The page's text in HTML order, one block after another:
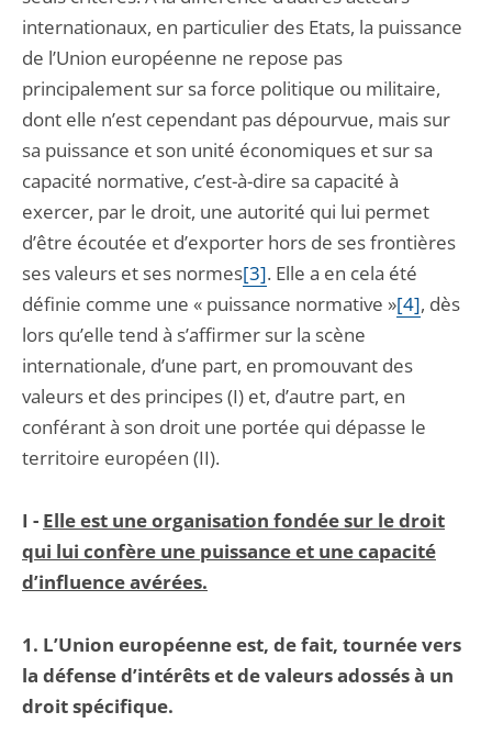
internationaux, en particulier des Etats, la puissance
de l’Union européenne ne repose pas
principalement sur sa force politique ou militaire,
dont elle n’est cependant pas dépourvue, mais sur
sa puissance et son unité économiques et sur sa
capacité normative, c’est-à-dire sa capacité à
exercer, par le droit, une autorité qui lui permet
d’être écoutée et d’exporter hors de ses frontières
ses valeurs et ses normes[3]. Elle a en cela été
définie comme une « puissance normative »[4], dès
lors qu’elle tend à s’affirmer sur la scène
internationale, d’une part, en promouvant des
valeurs et des principes (I) et, d’autre part, en
conférant à son droit une portée qui dépasse le
territoire européen (II).
I - Elle est une organisation fondée sur le droit
qui lui confère une puissance et une capacité
d’influence avérées.
1. L’Union européenne est, de fait, tournée vers
la défense d’intérêts et de valeurs adossés à un
droit spécifique.